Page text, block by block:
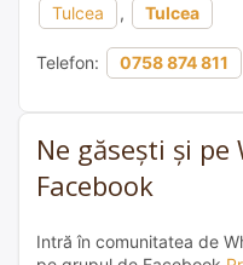
Tulcea , Tulcea
Telefon: 0758 874 811
Ne găsești și
Facebook
Intră în comunitatea de